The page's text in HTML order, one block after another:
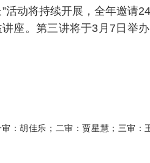
活动将持续开展，全年邀请
座。第三讲将于3月7日举
审：胡佳乐；二审：贾星慧；三审：